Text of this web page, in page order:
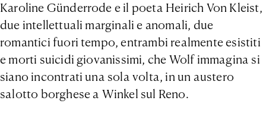
Karoline Günderrode e il poeta Heirich Von Kleist,
due intellettuali marginali e anomali, due
romantici fuori tempo, entrambi realmente esistiti
e morti suicidi giovanissimi, che Wolf immagina si
siano incontrati una sola volta, in un austero
salotto borghese a Winkel sul Reno.